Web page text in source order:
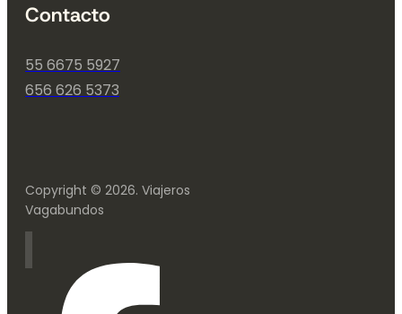
Contacto
55 6675 5927
656 626 5373
Copyright © 2026. Viajeros
Vagabundos